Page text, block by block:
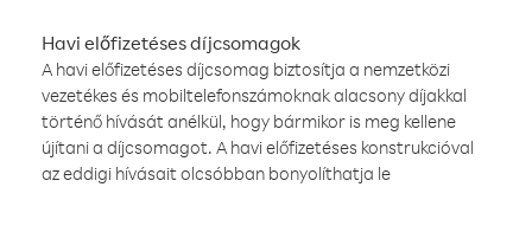
Havi előfizetéses díjcsomagok
A havi előfizetéses díjcsomag biztosítja a nemzetközi
vezetékes és mobiltelefonszámoknak alacsony díjakkal
történő hívását anélkül, hogy bármikor is meg kellene
újítani a díjcsomagot. A havi előfizetéses konstrukcióval
az eddigi hívásait olcsóbban bonyolíthatja le